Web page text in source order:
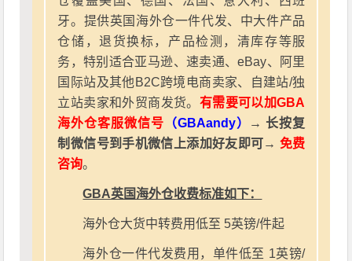
牙。提供英国海外仓一件代发、中大件产品
仓储，退货换标，产品检测，清库存等服
务，特别适合亚马逊、速卖通、eBay、阿里
国际站及其他B2C跨境电商卖家、自建站/独
立站卖家和外贸商发货。 有需要可以加GBA
海外仓客服微信号 （GBAandy）
→ 长按复
制微信号到手机微信上添加好友即可→ 免费
咨询。
GBA英国海外仓收费标准如下：
海外仓大货中转费用低至 5英镑/件起
海外仓一件代发费用，单件低至 1英镑/